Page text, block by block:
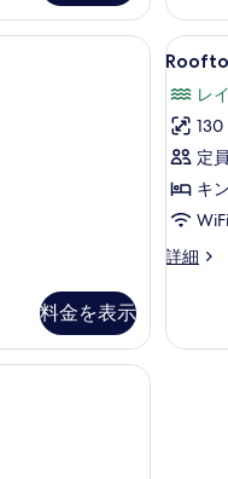
を
表
示
す
る
詳
細
スイート | 高級寝具、羽毛の
料金を表示
Suite
の
す
べ
て
の
を
7
レ
130
定
キ
詳細
Rooftop
詳
毛の掛け布団、ミニバー、セ